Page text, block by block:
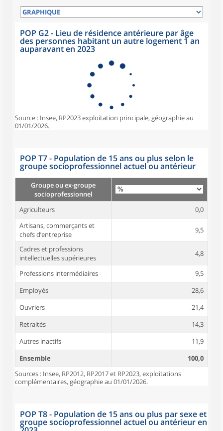
POP G2 - Lieu de résidence antérieure par âge
des personnes habitant un autre logement 1 an
auparavant en 2023
Source : Insee, RP2023 exploitation principale, géographie au
01/01/2026.
POP T7 - Population de 15 ans ou plus selon le
groupe socioprofessionnel actuel ou antérieur
Groupe ou ex-groupe
socioprofessionnel
Agriculteurs
0,0
Artisans, commerçants et
chefs d’entreprise
9,5
Cadres et professions
intellectuelles supérieures
4,8
Professions intermédiaires
9,5
Employés
28,6
Ouvriers
21,4
Retraités
14,3
Autres inactifs
11,9
Ensemble
100,0
Sources : Insee, RP2012, RP2017 et RP2023, exploitations
complémentaires, géographie au 01/01/2026.
POP T8 - Population de 15 ans ou plus par sexe et
groupe socioprofessionnel actuel ou antérieur en